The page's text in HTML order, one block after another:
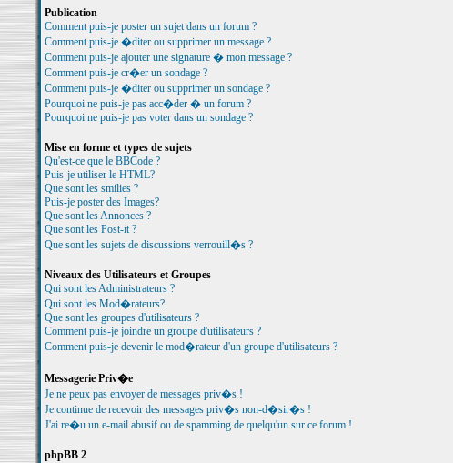
Publication
Comment puis-je poster un sujet dans un forum ?
Comment puis-je �diter ou supprimer un message ?
Comment puis-je ajouter une signature � mon message ?
Comment puis-je cr�er un sondage ?
Comment puis-je �diter ou supprimer un sondage ?
Pourquoi ne puis-je pas acc�der � un forum ?
Pourquoi ne puis-je pas voter dans un sondage ?
Mise en forme et types de sujets
Qu'est-ce que le BBCode ?
Puis-je utiliser le HTML?
Que sont les smilies ?
Puis-je poster des Images?
Que sont les Annonces ?
Que sont les Post-it ?
Que sont les sujets de discussions verrouill�s ?
Niveaux des Utilisateurs et Groupes
Qui sont les Administrateurs ?
Qui sont les Mod�rateurs?
Que sont les groupes d'utilisateurs ?
Comment puis-je joindre un groupe d'utilisateurs ?
Comment puis-je devenir le mod�rateur d'un groupe d'utilisateurs ?
Messagerie Priv�e
Je ne peux pas envoyer de messages priv�s !
Je continue de recevoir des messages priv�s non-d�sir�s !
J'ai re�u un e-mail abusif ou de spamming de quelqu'un sur ce forum !
phpBB 2